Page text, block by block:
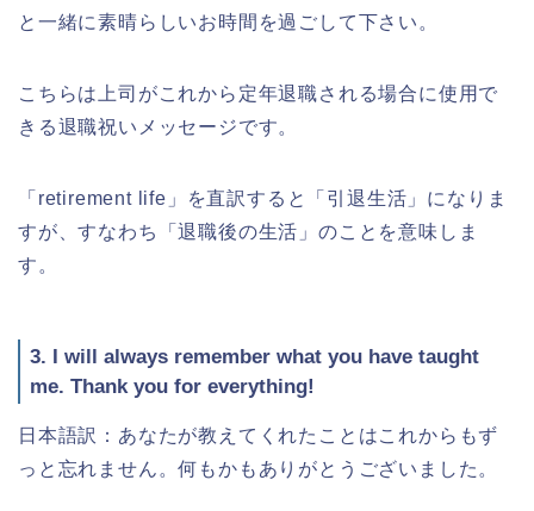
と一緒に素晴らしいお時間を過ごして下さい。
こちらは上司がこれから定年退職される場合に使用で
きる退職祝いメッセージです。
「retirement life」を直訳すると「引退生活」になりま
すが、すなわち「退職後の生活」のことを意味しま
す。
3. I will always remember what you have taught
me. Thank you for everything!
日本語訳：あなたが教えてくれたことはこれからもず
っと忘れません。何もかもありがとうございました。